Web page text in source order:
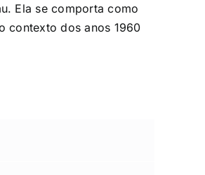
Ela se comporta como
contexto dos anos 1960